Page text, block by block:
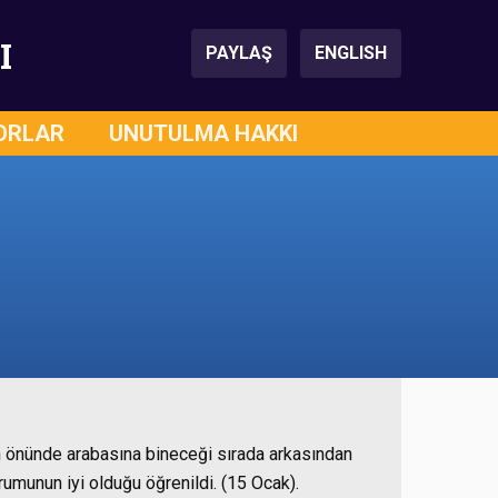
PAYLAŞ ENGLISH
UNUTULMA HAKKI
arabasına bineceği sırada arkasından
iyi olduğu öğrenildi. (15 Ocak).